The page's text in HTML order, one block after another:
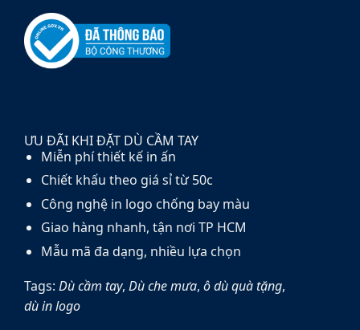
ƯU ĐÃI KHI ĐẶT DÙ CẦM TAY
Miễn phí thiết kế in ấn
Chiết khấu theo giá sỉ từ 50c
Công nghệ in logo chống bay màu
Giao hàng nhanh, tận nơi TP HCM
Mẫu mã đa dạng, nhiều lựa chọn
Tags: Dù cầm tay, Dù che mưa, ô dù quà tặng,
dù in logo